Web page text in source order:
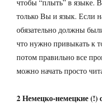
только Вы и язык. Если
обязательно должны
что нужно привыкать к
потом правильно все
можно начать просто
2 Немецко-немецкие (!)